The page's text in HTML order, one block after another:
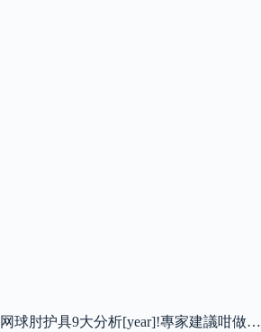
网球肘护具9大分析[year]!專家建議咁做…